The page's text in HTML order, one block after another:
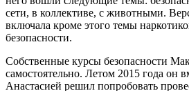
сети, в коллективе, с животными.
включала кроме этого темы
безопасности.
Собственные курсы безопасности
самостоятельно. Летом 2015 года он
Анастасией решил попробовать